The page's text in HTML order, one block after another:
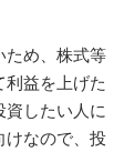
ため、株式等
益を上げた
したい人に
けなので、投